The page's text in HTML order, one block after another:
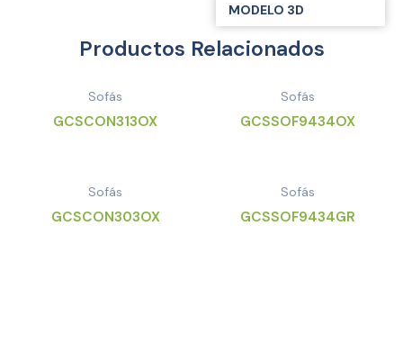
MODELO 3D
Productos Relacionados
Sofás
GCSCON313OX
Sofás
GCSSOF9434OX
Sofás
GCSCON303OX
Sofás
GCSSOF9434GR